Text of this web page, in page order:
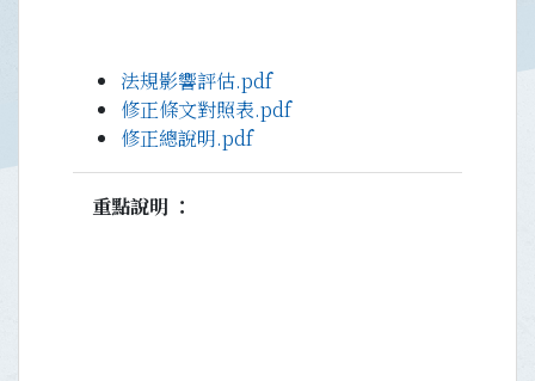
法規影響評估.pdf
修正條文對照表.pdf
修正總說明.pdf
重點說明